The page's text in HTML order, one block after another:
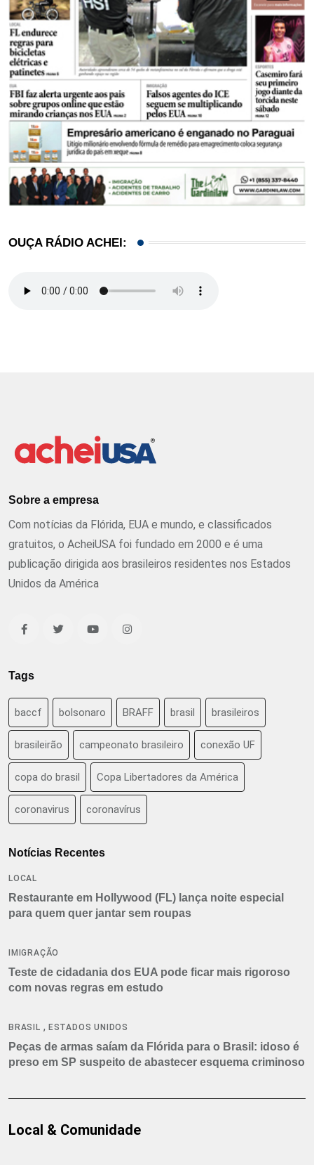
OUÇA RÁDIO ACHEI:
Sobre a empresa
Com notícias da Flórida, EUA e mundo, e classificados
gratuitos, o AcheiUSA foi fundado em 2000 e é uma
publicação dirigida aos brasileiros residentes nos Estados
Unidos da América
Tags
baccf bolsonaro BRAFF brasil brasileiros
brasileirão campeonato brasileiro conexão UF
copa do brasil Copa Libertadores da América
coronavirus coronavírus
Notícias Recentes
LOCAL
Restaurante em Hollywood (FL) lança noite especial
para quem quer jantar sem roupas
IMIGRAÇÃO
Teste de cidadania dos EUA pode ficar mais rigoroso
com novas regras em estudo
BRASIL , ESTADOS UNIDOS
Peças de armas saíam da Flórida para o Brasil: idoso é
preso em SP suspeito de abastecer esquema criminoso
Local & Comunidade